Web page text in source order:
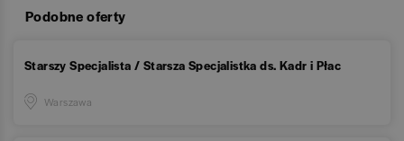
Podobne oferty
Starszy Specjalista / Starsza Specjalistka ds. Kadr i Płac
Warszawa